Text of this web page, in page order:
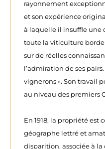
rayonnement
et son expérience
à laquelle il insuffle une
toute la viticulture
sur de réelles
l’admiration de ses
vignerons ». Son travail
au niveau des premiers
En 1918, la propriété est
géographe lettré et
disparition, associée à